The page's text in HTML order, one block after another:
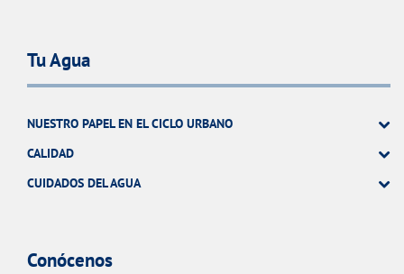
Tu Agua
NUESTRO PAPEL EN EL CICLO URBANO
CALIDAD
CUIDADOS DEL AGUA
Conócenos